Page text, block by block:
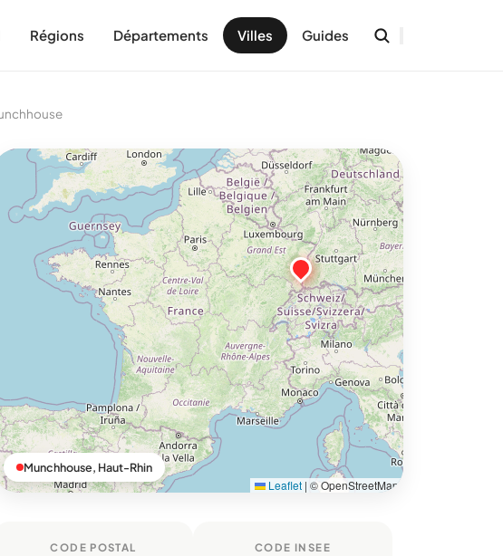
Régions Départements Villes Guides
Leaflet | © OpenStreetMap
Munchhouse, Haut-Rhin
CODE POSTAL CODE INSEE